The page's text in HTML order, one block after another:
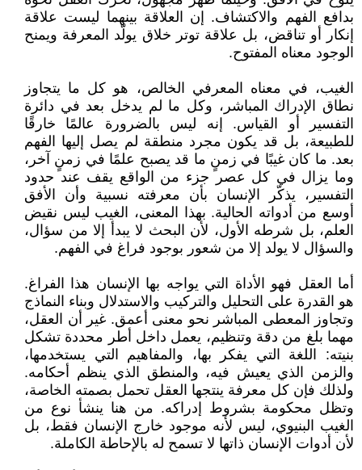
بدافع الفهم والاكتشاف. إن العلاقة بينهما ليست علاقة
إنكار أو تناقض، بل علاقة توتر خلاق يولّد المعرفة ويمنح
الوجود معناه المفتوح.
الغيب، في معناه المعرفي الخالص، هو كل ما يتجاوز
نطاق الإدراك المباشر، وكل ما لم يدخل بعد في دائرة
التفسير أو القياس. إنه ليس بالضرورة عالمًا خارقًا
للطبيعة، بل قد يكون مجرد منطقة لم يصل إليها الفهم
بعد. ما كان غيبًا في زمنٍ ما قد يصبح علمًا في زمنٍ آخر،
وما يزال في كل عصر جزء من الواقع يقف عند حدود
التفسير، يذكّر الإنسان بأن معرفته نسبية وأن الأفق
أوسع من أدواته الحالية. بهذا المعنى، الغيب ليس نقيض
العلم، بل شرطه الأول، لأن البحث لا يبدأ إلا من سؤال،
والسؤال لا يولد إلا من شعور بوجود فراغ في الفهم.
أما العقل فهو الأداة التي يواجه بها الإنسان هذا الفراغ.
هو القدرة على التحليل والتركيب والاستدلال وبناء النماذج
وتجاوز المعطى المباشر نحو معنى أعمق. غير أن العقل،
مهما بلغ من دقة وتنظيم، يعمل داخل أطر محددة تشكل
بنيته: اللغة التي يفكر بها، والمفاهيم التي يستخدمها،
والزمن الذي يعيش فيه، والمنطق الذي ينظم أحكامه.
ولذلك فإن كل معرفة ينتجها العقل تحمل بصمته الخاصة،
وتظل محكومة بشروط إدراكه. من هنا ينشأ نوع من
الغيب البنيوي، ليس لأنه موجود خارج الإنسان فقط، بل
لأن أدوات الإنسان ذاتها لا تسمح له بالإحاطة الكاملة.